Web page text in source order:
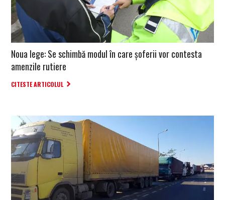
Noua lege: Se schimbă modul în care șoferii vor contesta
amenzile rutiere
CITESTE ARTICOLUL